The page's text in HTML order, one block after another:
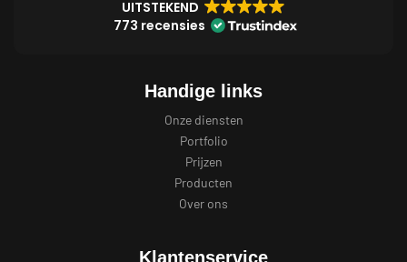
UITSTEKEND
773 recensies
Handige links
Onze diensten
Portfolio
Prijzen
Producten
Over ons
Klantenservice